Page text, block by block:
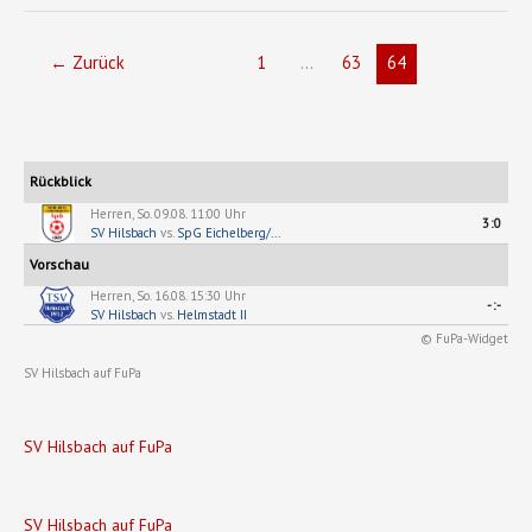
← Zurück 1 … 63 64
Rückblick
Herren, So. 09.08. 11:00 Uhr
SV Hilsbach vs. SpG Eichelberg/...
3:0
Vorschau
Herren, So. 16.08. 15:30 Uhr
SV Hilsbach vs. Helmstadt II
-:-
© FuPa-Widget
SV Hilsbach auf FuPa
SV Hilsbach auf FuPa
SV Hilsbach auf FuPa